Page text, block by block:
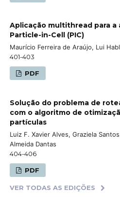
Aplicação multithread para
Particle-in-Cell (PIC)
Maurício Ferreira de Araújo, Lui
401-403
PDF
Solução do problema de
com o algoritmo de
partículas
Luiz F. Xavier Alves, Graziela
Almeida Dantas
404-406
PDF
VER TODAS AS EDIÇÕES